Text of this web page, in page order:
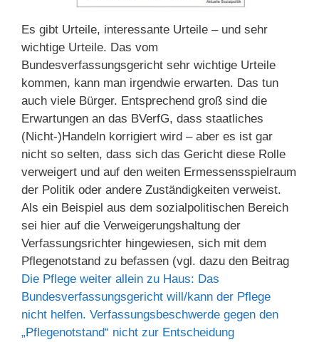
Es gibt Urteile, interessante Urteile – und sehr
wichtige Urteile. Das vom
Bundesverfassungsgericht sehr wichtige Urteile
kommen, kann man irgendwie erwarten. Das tun
auch viele Bürger. Entsprechend groß sind die
Erwartungen an das BVerfG, dass staatliches
(Nicht-)Handeln korrigiert wird – aber es ist gar
nicht so selten, dass sich das Gericht diese Rolle
verweigert und auf den weiten Ermessensspielraum
der Politik oder andere Zuständigkeiten verweist.
Als ein Beispiel aus dem sozialpolitischen Bereich
sei hier auf die Verweigerungshaltung der
Verfassungsrichter hingewiesen, sich mit dem
Pflegenotstand zu befassen (vgl. dazu den Beitrag
Die Pflege weiter allein zu Haus: Das
Bundesverfassungsgericht will/kann der Pflege
nicht helfen. Verfassungsbeschwerde gegen den
„Pflegenotstand“ nicht zur Entscheidung